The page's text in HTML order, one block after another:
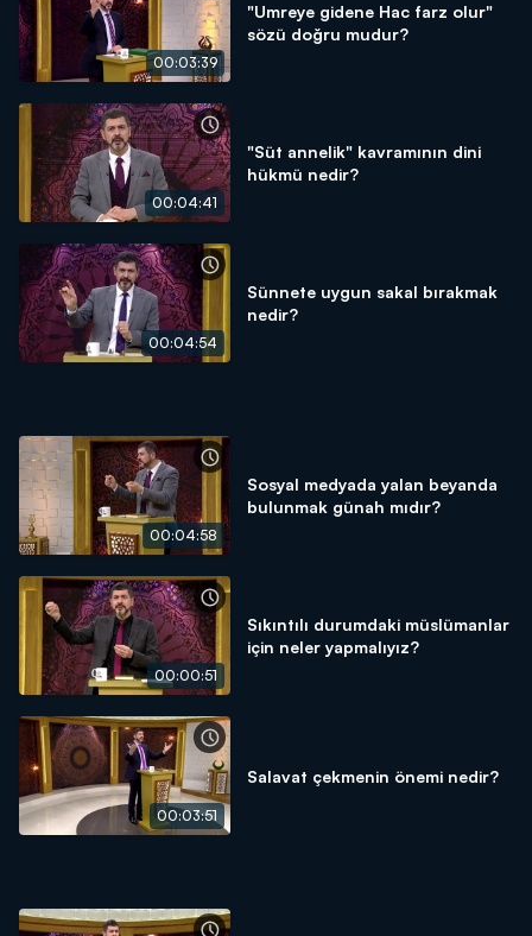
00:03:39
"Umreye gidene Hac farz olur"
sözü doğru mudur?
00:04:41
"Süt annelik" kavramının dini
hükmü nedir?
00:04:54
Sünnete uygun sakal bırakmak
nedir?
00:04:58
Sosyal medyada yalan beyanda
bulunmak günah mıdır?
00:00:51
Sıkıntılı durumdaki müslümanlar
için neler yapmalıyız?
00:03:51
Salavat çekmenin önemi nedir?